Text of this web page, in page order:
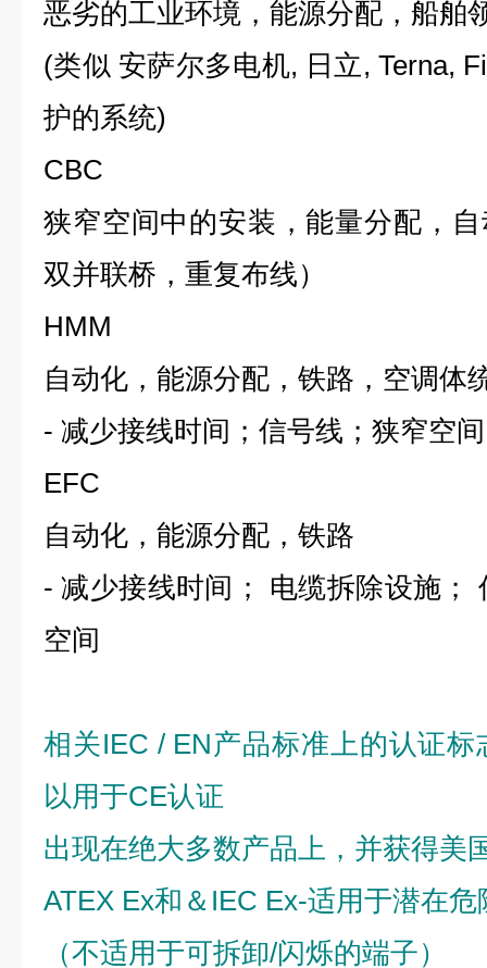
恶劣的工业环境，能源分配，船舶
(类似 安萨尔多电机, 日立, Terna,
护的系统)
CBC
狭窄空间中的安装，能量分配，
双并联桥，重复布线）
HMM
自动化，能源分配，铁路，空调体
- 减少接线时间；信号线；狭窄空间
EFC
自动化，能源分配，铁路
-减少接线时间； 电缆拆除设施；
空间
相关IEC / EN产品标准上的认证
以用于CE认证
出现在绝大多数产品上，并获得美
ATEX Ex和＆ IEC Ex-适用于潜在危
（不适用于可拆卸/闪烁的端子）